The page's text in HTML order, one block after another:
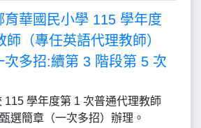
育華國民小學 115 學年度
（專任英語代理教師）
次多招:續第 3 階段第 5 次
115 學年度第 1 次普通代理教師
選簡章（一次多招）辦理。